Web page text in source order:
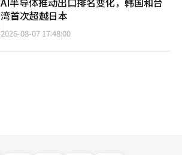
湾首次超越日本
2026-08-07 17:48:00